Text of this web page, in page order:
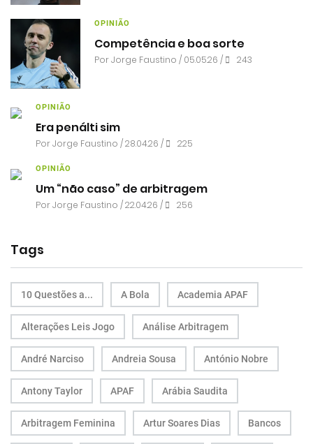
OPINIÃO
Competência e boa sorte
PorJorge Faustino / 05.05.26 / 243
OPINIÃO
Era penálti sim
PorJorge Faustino / 28.04.26 / 225
OPINIÃO
Um “não caso” de arbitragem
PorJorge Faustino / 22.04.26 / 256
Tags
10 Questões a... A Bola Academia APAF
Alterações Leis Jogo Análise Arbitragem
André Narciso Andreia Sousa António Nobre
Antony Taylor APAF Arábia Saudita
Arbitragem Feminina Artur Soares Dias Bancos